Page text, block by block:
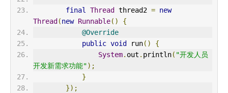
final Thread thread2 = new
Thread (new Runnable()
{
@Override
public void run()
{
System. out . println( "开发人员
开发新需求功能");
}
});